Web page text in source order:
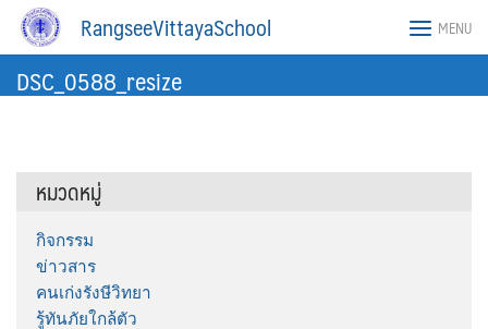
Skip
RangseeVittayaSchool MENU
DSC_0588_resize
หมวดหมู่
กิจกรรม
ข่าวสาร
คนเก่งรังษีวิทยา
รู้ทันภัยใกล้ตัว